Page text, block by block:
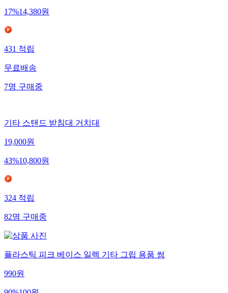
17%14,380원
431 적립
무료배송
7명 구매중
기타 스탠드 받침대 거치대
19,000원
43%10,800원
324 적립
82명 구매중
플라스틱 피크 베이스 일렉 기타 그립 용품 썸
990원